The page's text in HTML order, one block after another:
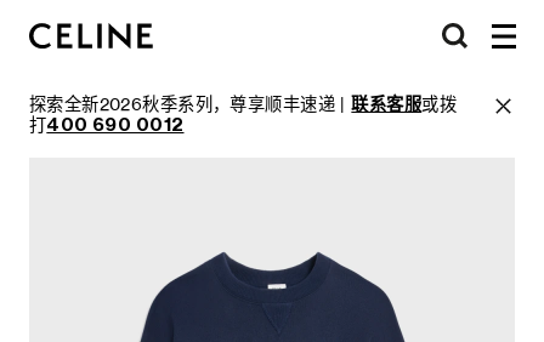
探索全新2026秋季系列，尊享顺丰速递 |联系客服或拨
打400 690 0012